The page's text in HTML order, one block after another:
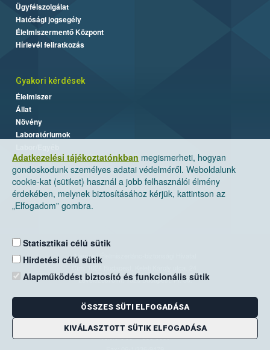
Adatkezelési tájékoztatónkban megismerheti, hogyan
gondoskodunk személyes adatai védelméről. Weboldalunk
cookie-kat (sütiket) használ a jobb felhasználói élmény
érdekében, melynek biztosításához kérjük, kattintson az
„Elfogadom” gombra.
Statisztikai célú sütik
Hirdetési célú sütik
Alapműködést biztosító és funkcionális sütik
ÖSSZES SÜTI ELFOGADÁSA
KIVÁLASZTOTT SÜTIK ELFOGADÁSA
Ügyfélszolgálat
Hatósági jogsegély
Élelmiszermentő Központ
Hírlevél feliratkozás
Gyakori kérdések
Élelmiszer
Állat
Növény
Laboratóriumok
Nemzeti Élelmiszerlánc-biztonsági Hivatal
Levelezési cím: 1525 Budapest. Pf. 30.
E-mail:ugyfelszolgalat@nebih.gov.hu
Zöld szám: 06-80/263-244
Telefon: 06-1/ 336-9000